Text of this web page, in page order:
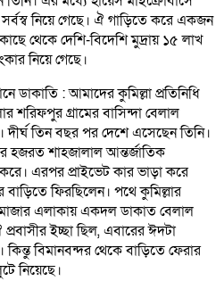
সর্বস্ব নিয়ে গেছে। ঐ গাড়িতে করে একজন
থেকে দেশি-বিদেশি মুদ্রায় ১৫ লাখ
নিয়ে গেছে।
ডাকাতি : আমাদের কুমিল্লা প্রতিনিধি
শরিফপুর গ্রামের বাসিন্দা বেলাল
দীর্ঘ তিন বছর পর দেশে এসেছেন তিনি।
হজরত শাহজালাল আন্তর্জাতিক
এরপর প্রাইভেট কার ভাড়া করে
বাড়িতে ফিরছিলেন। পথে কুমিল্লার
এলাকায় একদল ডাকাত বেলাল
ইচ্ছা ছিল, এবারের ঈদটা
বিমানবন্দর থেকে বাড়িতে ফেরার
নিয়েছে।